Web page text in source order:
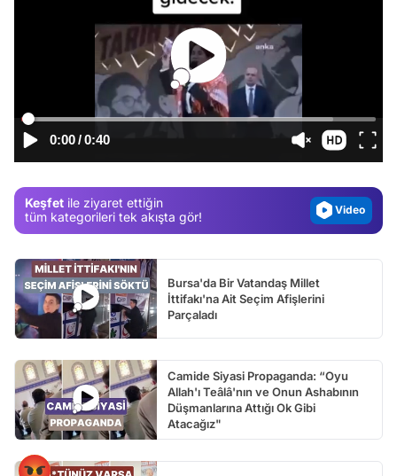
0:00/0:40
Keşfet ile ziyaret ettiğin
tüm kategorileri tek akışta gör!
Test
Gündem
Video
Bursa'da Bir Vatandaş Millet
İttifakı'na Ait Seçim Afişlerini
Parçaladı
Camide Siyasi Propaganda: “Oyu
Allah'ı Teâlâ'nın ve Onun Ashabının
Düşmanlarına Attığı Ok Gibi
Atacağız"